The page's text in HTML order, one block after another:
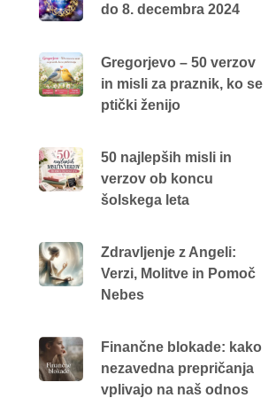
do 8. decembra 2024
Gregorjevo – 50 verzov
in misli za praznik, ko se
ptički ženijo
50 najlepših misli in
verzov ob koncu
šolskega leta
Zdravljenje z Angeli:
Verzi, Molitve in Pomoč
Nebes
Finančne blokade: kako
nezavedna prepričanja
vplivajo na naš odnos